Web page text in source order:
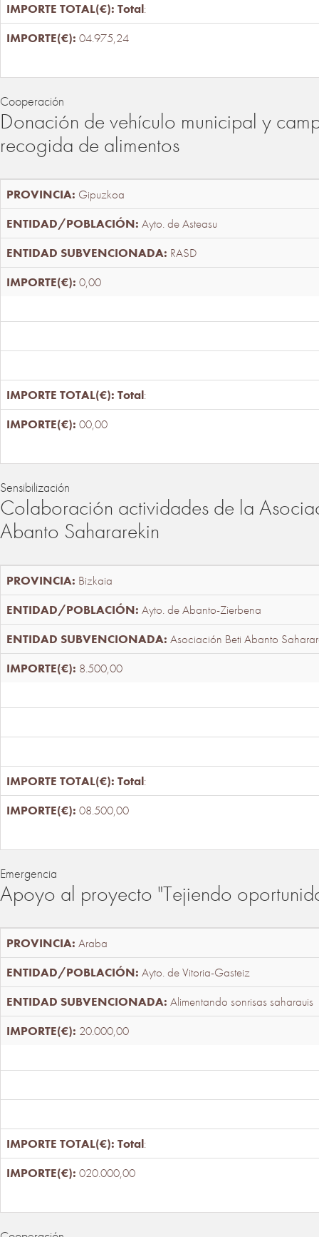
Total:
04.975,24
Cooperación
Donación de vehículo municipal y
recogida de alimentos
Gipuzkoa
Ayto. de Asteasu
RASD
0,00
Total:
00,00
Sensibilización
Colaboración actividades de la
Abanto Sahararekin
Bizkaia
Ayto. de Abanto-Zierbena
Asociación Beti Abanto
8.500,00
Total:
08.500,00
Emergencia
Apoyo al proyecto "Tejiendo
Araba
Ayto. de Vitoria-Gasteiz
Alimentando sonrisas saharauis
20.000,00
Total:
020.000,00